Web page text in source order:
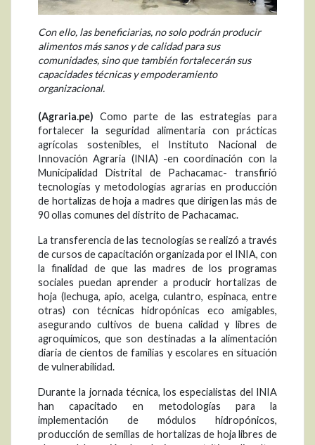
Con ello, las beneficiarias, no solo podrán producir
alimentos más sanos y de calidad para sus
comunidades, sino que también fortalecerán sus
capacidades técnicas y empoderamiento
organizacional.
(Agraria.pe) Como parte de las estrategias para
fortalecer la seguridad alimentaria con prácticas
agrícolas sostenibles, el Instituto Nacional de
Innovación Agraria (INIA) -en coordinación con la
Municipalidad Distrital de Pachacamac- transfirió
tecnologías y metodologías agrarias en producción
de hortalizas de hoja a madres que dirigen las más de
90 ollas comunes del distrito de Pachacamac.
La transferencia de las tecnologías se realizó a través
de cursos de capacitación organizada por el INIA, con
la finalidad de que las madres de los programas
sociales puedan aprender a producir hortalizas de
hoja (lechuga, apio, acelga, culantro, espinaca, entre
otras) con técnicas hidropónicas eco amigables,
asegurando cultivos de buena calidad y libres de
agroquímicos, que son destinadas a la alimentación
diaria de cientos de familias y escolares en situación
de vulnerabilidad.
Durante la jornada técnica, los especialistas del INIA
han capacitado en metodologías para la
implementación de módulos hidropónicos,
producción de semillas de hortalizas de hoja libres de